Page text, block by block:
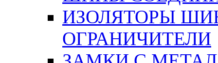
ИЗОЛЯТОРЫ
ОГРАНИЧИТЕЛИ